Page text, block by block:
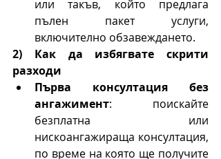
или такъв, който предлага
пълен пакет услуги,
включително обзавеждането.
2) Как да избягвате скрити
разходи
Първа консултация без
ангажимент: поискайте
безплатна или
нискоангажираща консултация,
по време на която ще получите